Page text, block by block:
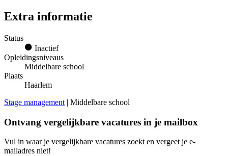
Extra informatie
Status
Inactief
Opleidingsniveaus
Middelbare school
Plaats
Haarlem
Stage management | Middelbare school
Ontvang vergelijkbare vacatures in je mailbox
Vul in waar je vergelijkbare vacatures zoekt en vergeet je e-
mailadres niet!